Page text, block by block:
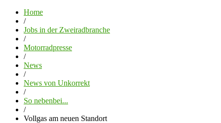
Home
/
Jobs in der Zweiradbranche
/
Motorradpresse
/
News
/
News von Unkorrekt
/
So nebenbei...
/
Vollgas am neuen Standort